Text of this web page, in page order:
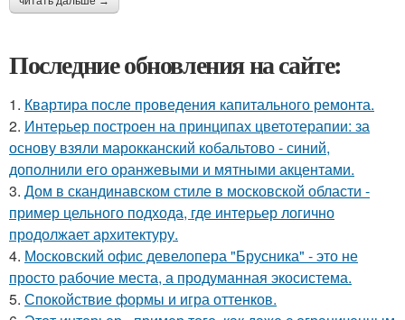
Последние обновления на сайте:
1. Квартира после проведения капитального ремонта.
2. Интерьер построен на принципах цветотерапии: за
основу взяли марокканский кобальтово - синий,
дополнили его оранжевыми и мятными акцентами.
3. Дом в скандинавском стиле в московской области -
пример цельного подхода, где интерьер логично
продолжает архитектуру.
4. Московский офис девелопера "Брусника" - это не
просто рабочие места, а продуманная экосистема.
5. Спокойствие формы и игра оттенков.